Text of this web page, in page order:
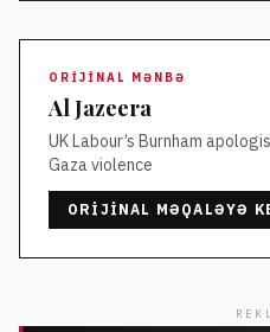
ORIJINAL MƏNBƏ
Al Jazeera
UK Labour’s Burnham
Gaza violence
ORIJINAL MƏQALƏYƏ